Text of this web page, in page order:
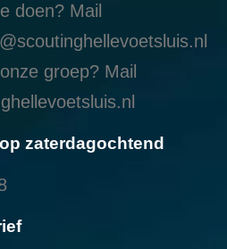
doen? Mail
groep? Mail
zaterdagochtend